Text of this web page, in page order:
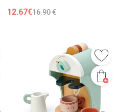
12.67€16.90 €